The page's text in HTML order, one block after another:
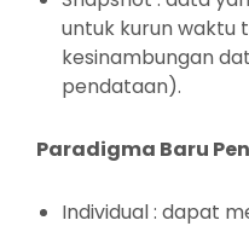
untuk kurun waktu
kesinambungan
pendataan).
Paradigma Baru
Individual : dapat